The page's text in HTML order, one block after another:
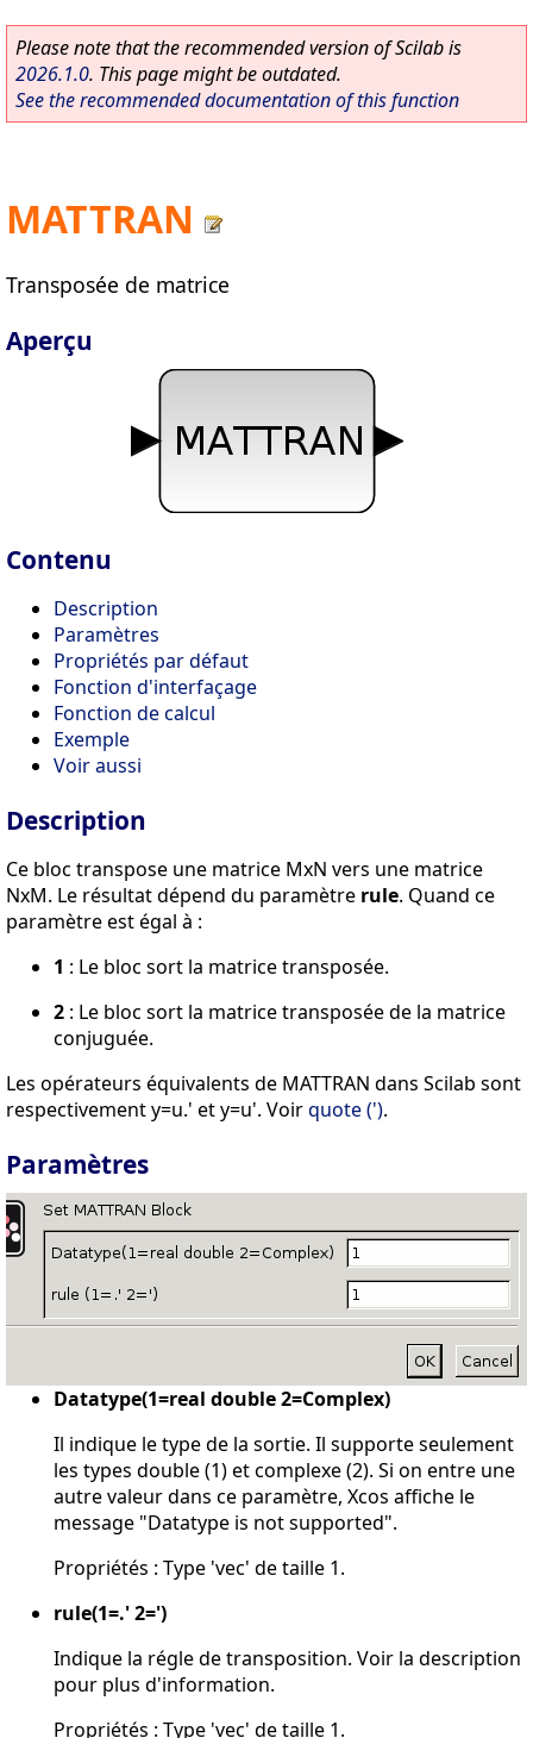
Please note that the recommended version of Scilab is
2026.1.0. This page might be outdated.
See the recommended documentation of this function
MATTRAN
Transposée de matrice
Aperçu
Contenu
Description
Paramètres
Propriétés par défaut
Fonction d'interfaçage
Fonction de calcul
Exemple
Voir aussi
Description
Ce bloc transpose une matrice MxN vers une matrice
NxM. Le résultat dépend du paramètre rule. Quand ce
paramètre est égal à :
1 : Le bloc sort la matrice transposée.
2 : Le bloc sort la matrice transposée de la matrice
conjuguée.
Les opérateurs équivalents de MATTRAN dans Scilab sont
respectivement y=u.' et y=u'. Voirquote (').
Paramètres
Datatype(1=real double 2=Complex)
Il indique le type de la sortie. Il supporte seulement
les types double (1) et complexe (2). Si on entre une
autre valeur dans ce paramètre, Xcos affiche le
message "Datatype is not supported".
Propriétés : Type 'vec' de taille 1.
rule(1=.' 2=')
Indique la régle de transposition. Voir la description
pour plus d'information.
Propriétés : Type 'vec' de taille 1.